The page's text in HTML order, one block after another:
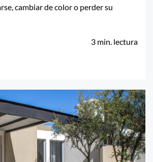
cambiar de color o perder su
3 min. lectura